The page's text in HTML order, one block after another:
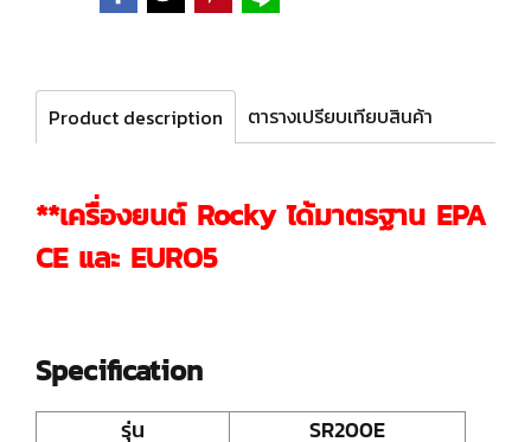
Product description ตารางเปรียบเทียบสินค้า
**เครื่องยนต์ Rocky ได้มาตรฐาน EPA
CE และ EURO5
Specification
รุ่น
SR200E